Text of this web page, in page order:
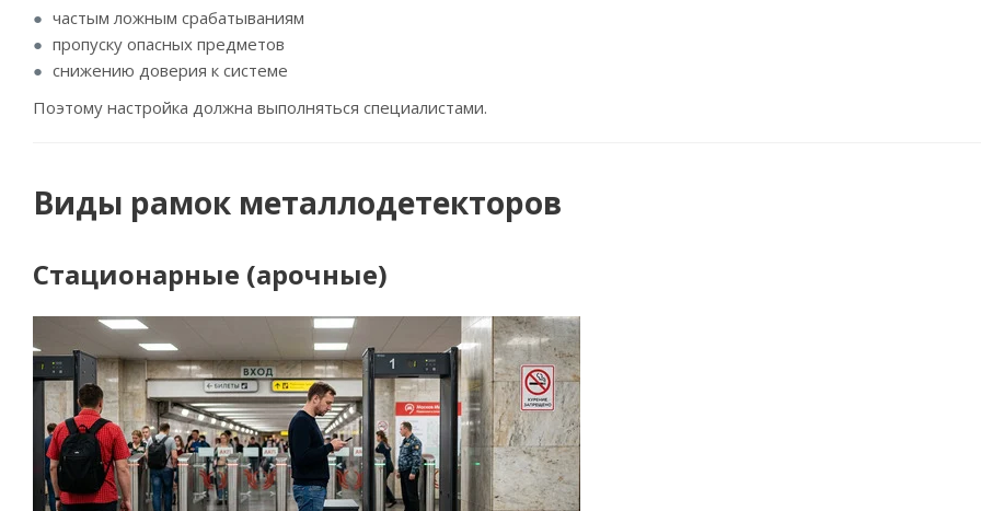
частым ложным срабатываниям
пропуску опасных предметов
снижению доверия к системе
Поэтому настройка должна выполняться специалистами.
Виды рамок металлодетекторов
Стационарные (арочные)